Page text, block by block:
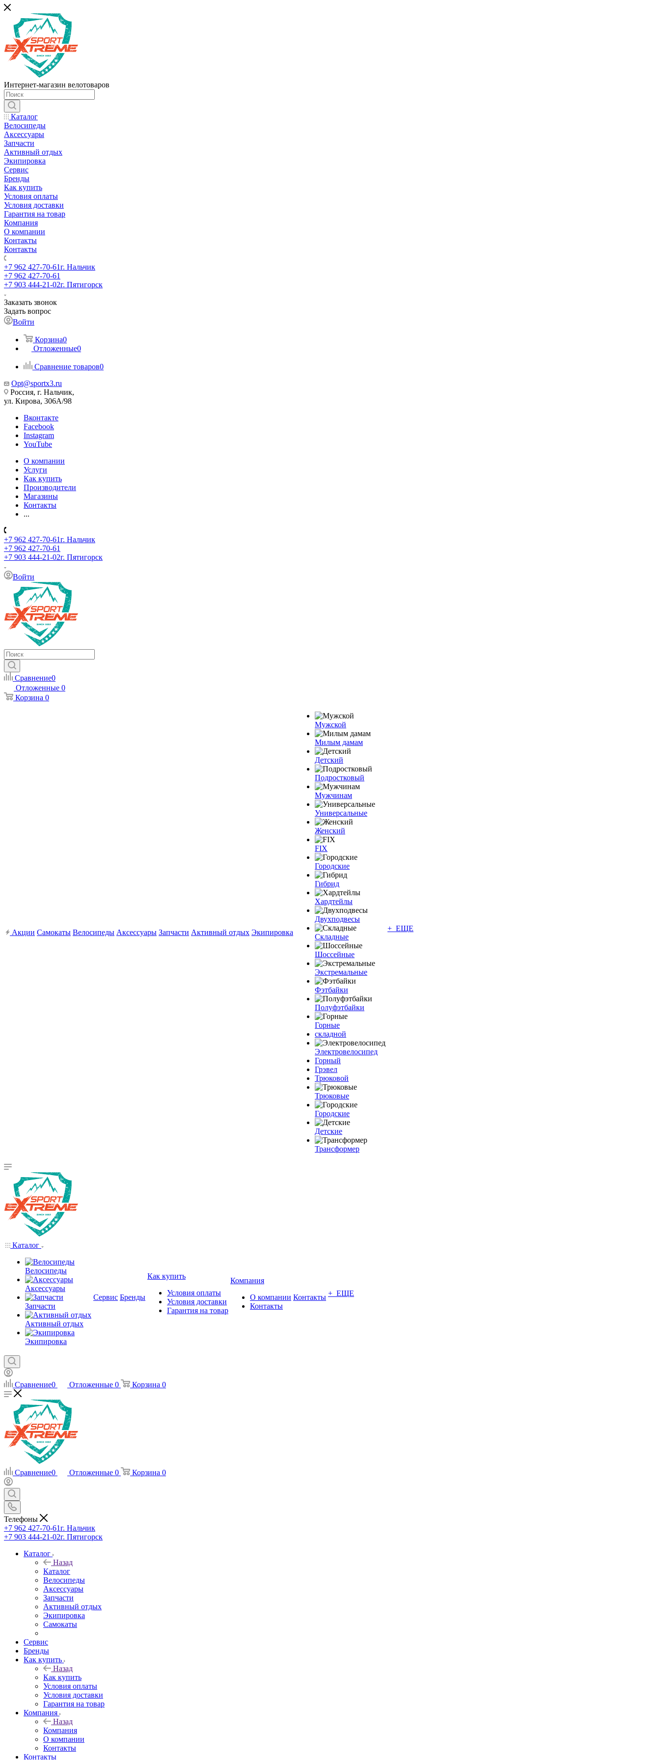
Интернет-магазин велотоваров
Каталог
Велосипеды
Аксессуары
Запчасти
Активный отдых
Экипировка
Сервис
Бренды
Как купить
Условия оплаты
Условия доставки
Гарантия на товар
Компания
О компании
Контакты
Контакты
+7 962 427-70-61г. Нальчик
+7 962 427-70-61
+7 903 444-21-02г. Пятигорск
Заказать звонок
Задать вопрос
Войти
Корзина0
Отложенные0
Сравнение товаров0
Opt@sportx3.ru
Россия, г. Нальчик,
ул. Кирова, 306А/98
Вконтакте
Facebook
Instagram
YouTube
О компании
Услуги
Как купить
Производители
Магазины
Контакты
...
+7 962 427-70-61г. Нальчик
+7 962 427-70-61
+7 903 444-21-02г. Пятигорск
Войти
Сравнение0
Отложенные 0
Корзина 0
Акции Самокаты Велосипеды Аксессуары Запчасти Активный отдых Экипировка
Мужской
Милым дамам
Детский
Подростковый
Мужчинам
Универсальные
Женский
FIX
Городские
Гибрид
Хардтейлы
Двухподвесы
Складные
Шоссейные
Экстремальные
Фэтбайки
Полуфэтбайки
Горные
складной
Электровелосипед
Горный
Грэвел
Трюковой
Трюковые
Городские
Детские
Трансформер
+ ЕЩЕ
Каталог
Велосипеды
Аксессуары
Запчасти
Активный отдых
Экипировка
Сервис Бренды
Как купить
Условия оплаты
Условия доставки
Гарантия на товар
Компания
О компании
Контакты
Контакты + ЕЩЕ
Сравнение0 Отложенные 0 Корзина 0
Сравнение0 Отложенные 0 Корзина 0
Телефоны
+7 962 427-70-61г. Нальчик
+7 903 444-21-02г. Пятигорск
Каталог
Назад
Каталог
Велосипеды
Аксессуары
Запчасти
Активный отдых
Экипировка
Самокаты
Сервис
Бренды
Как купить
Назад
Как купить
Условия оплаты
Условия доставки
Гарантия на товар
Компания
Назад
Компания
О компании
Контакты
Контакты